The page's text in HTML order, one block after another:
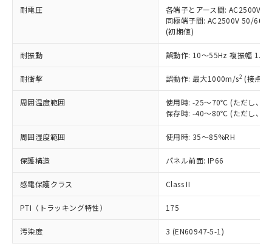
耐電圧
各端子とアース間: AC2500V
同極端子間: AC2500V 50/
(初期値)
耐振動 誤動作: 10～55Hz 複振幅
耐衝撃 誤動作: 最大1000m/s2 (接点
周囲温度範囲
使用時: -25～70℃ (ただし、氷
保存時: -40～80℃ (ただし、氷
周囲湿度範囲 使用時: 35～85%RH
保護構造 パネル前面: IP66
感電保護クラス Class II
PTI（トラッキング特性） 175
汚染度 3 (EN60947-5-1)
本サービスの対象外となる商品もある
ことをご了承ください。
在庫状況および標準価格照会結果は、
記載している更新日時点での社内デー
タに基づき作成されるものであり、閲
覧された時点での実際の在庫および標
準価格とは異なる場合があることをご
正式な納期状況および標準価格はお客
様のお取引先、またはお客様担当のオ
ムロン制御機器販売店・当社販売員に
オムロン制御機器販売店や当社販売拠
販売ネットワーク
」をご確認
ください。
在庫状況および標準価格結果を当社の
事前の承諾なく第三者に漏洩または開
示しないようお願いします。
マイパーツ機能（部品リスト作成サー
いたものが、含有品と判明した場合などや
むを得ず変更することがあります。
鉛(Pb) 1000ppm以下、 水銀(Hg) 1000ppm以下、 カド
六価クロム(Cr(Ⅵ)) 1000ppm以下、ポリ臭化ビフェニル
類(PBB) 1000ppm以下、ポリ臭化ジフェニルエーテル類
(PBDE) 1000ppm以下、フタル酸ビス(2-エチルヘキシ
ル) (DEHP)(別名：DOP) 1000ppm以下、フタル酸ブチ
ルベンジル（BBP） 1000ppm以下、フタル酸ジブチル
（DBP） 1000ppm以下、フタル酸ジイソブチル
(DIBP) 1000ppm以下
但し、RoHS指令で産業用監視および制御機器に対する
フタル酸エステル類の４物質については閾値を超える意
図的な使用がないことを確認しています。
※2 対応予定月
部品在庫の切り替え状況などにより、予定
月が前後することがあります。
基準値を超えていることを示します。
「－」：未確認です。当社販売部門へお問
Cr(Ⅵ)(六価クロム) : 1000ppm、 PBBs(ポリ臭化ビフェ
ニル類) : 1000ppm、 PBDEs(ポリ臭化ジフェニルエーテ
ル類) : 1000ppm、
DBP(フタル酸ジブチル) : 1000ppm、 DIBP(フタル酸ジ
イソブチル) : 1000ppm、 BBP(フタル酸ブチルベンジ
ル) : 1000ppm、
※2 環境保護使用期限
「ｅ」：有害物質（10物質）のすべてが基
準値以下であることを示します。
「10」：通常の使用状況下において有害物
質が外部に漏えいし、環境に深刻な影響を
当社は、これら貴社製品のうち、外国
為替および外国貿易法に定める商品
（以下｢規制貨物等」という）を輸出
または国外への提供する場合は、日本
国政府の輸出許可(または役務取引許
可)を取得するなどの必要な手続きを
当社は規制貨物を破棄する場合は、完
全に破砕するなど、違法に輸出されな
いよう必要な手段を講じます。
当社は貴社製品を、核兵器、ミサイ
ル、化学兵器、生物兵器またはその他
武器並びにこれらの製造装置等に一切
使用いたしません。
当社は、貴社製品を第三者に販売する
場合は、上記1、2および3の内容を当
該第三者に通知します。また当社は、
販売先および販売に係わる関係者が違
法に輸出するおそれがある場合は、取
○ 一定数以上の在庫あり
一定数には満たないが在庫あり
在庫なし(最新の在庫状況につ
いては、お客様のお取引先、ま
たはお客様担当のオムロン制御
機器販売店・当社販売員にご確
認ください)
受注生産機種、また在庫状況の